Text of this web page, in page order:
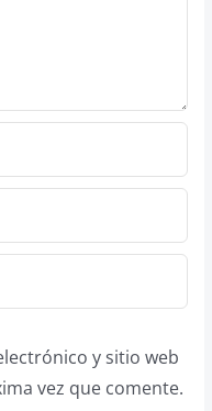
y sitio web
vez que comente.